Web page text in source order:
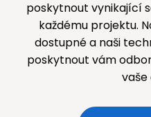
poskytnout vynikající
každému projektu.
dostupné a naši
poskytnout vám
vaše